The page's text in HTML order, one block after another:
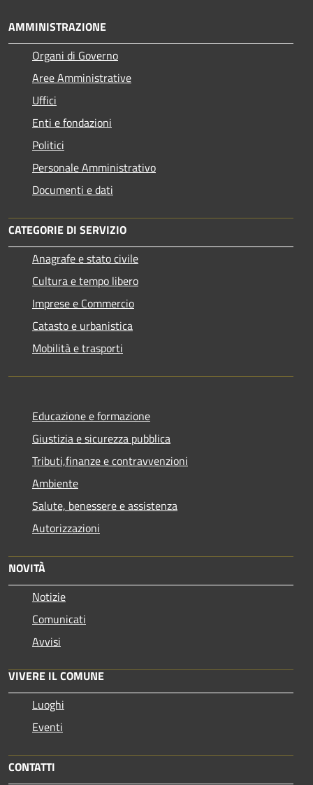
AMMINISTRAZIONE
Organi di Governo
Aree Amministrative
Uffici
Enti e fondazioni
Politici
Personale Amministrativo
Documenti e dati
CATEGORIE DI SERVIZIO
Anagrafe e stato civile
Cultura e tempo libero
Imprese e Commercio
Catasto e urbanistica
Mobilità e trasporti
Educazione e formazione
Giustizia e sicurezza pubblica
Tributi,finanze e contravvenzioni
Ambiente
Salute, benessere e assistenza
Autorizzazioni
NOVITÀ
Notizie
Comunicati
Avvisi
VIVERE IL COMUNE
Luoghi
Eventi
CONTATTI